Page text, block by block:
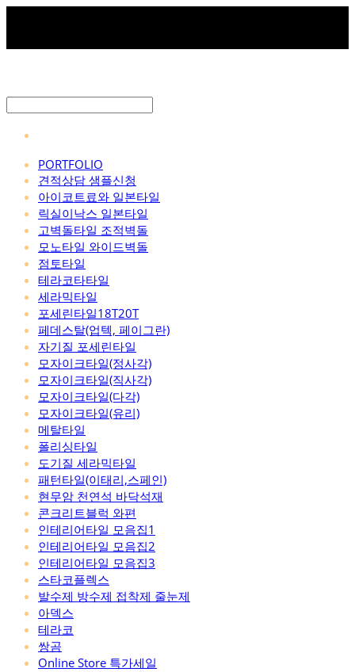
PORTFOLIO
견적상담 샘플신청
아이코트료와 일본타일
릭실이낙스 일본타일
고벽돌타일 조적벽돌
모노타일 와이드벽돌
점토타일
테라코타타일
세라믹타일
포세린타일18T20T
페데스탈(업텍, 페이그란)
자기질 포세린타일
모자이크타일(정사각)
모자이크타일(직사각)
모자이크타일(다각)
모자이크타일(유리)
메탈타일
폴리싱타일
도기질 세라믹타일
패턴타일(이태리,스페인)
현무암 천연석 바닥석재
콘크리트블럭 와편
인테리어타일 모음집1
인테리어타일 모음집2
인테리어타일 모음집3
스타코플렉스
발수제 방수제 접착제 줄눈제
아덱스
테라코
쌍곰
Online Store 특가세일